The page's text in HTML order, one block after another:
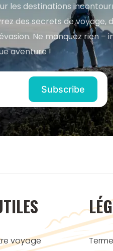
les destinations
des secrets de voyage,
Ne manquez rien –
aventure !
voyage